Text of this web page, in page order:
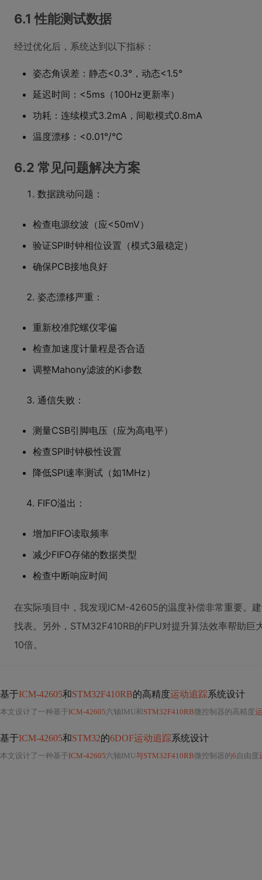
6.1 性能测试数据
经过优化后，系统达到以下指标：
姿态角误差：静态<0.3°，动态<1.5°
延迟时间：<5ms（100Hz更新率）
功耗：连续模式3.2mA，间歇模式0.8mA
温度漂移：<0.01°/°C
6.2 常见问题解决方案
数据跳动问题：
检查电源纹波（应<50mV）
验证SPI时钟相位设置（模式3最稳定）
确保PCB接地良好
姿态漂移严重：
重新校准陀螺仪零偏
检查加速度计量程是否合适
调整Mahony滤波的Ki参数
通信失败：
测量CSB引脚电压（应为高电平）
检查SPI时钟极性设置
降低SPI速率测试（如1MHz）
FIFO溢出：
增加FIFO读取频率
减少FIFO存储的数据类型
检查中断响应时间
在实际项目中，我发现ICM-42605的温度补偿非常重要。
找表。另外，STM32F410RB的FPU对提升算法效率帮助
10倍。
基于ICM-42605和STM32F410RB的高精度运动追踪系统设计
本文设计了一种基于ICM-42605 六轴IMU和STM32F410RB微控制器的高精度
基于ICM-42605和STM32的6DOF运动追踪系统设计
本文设计了一种基于ICM-42605 六轴IMU与STM32F410RB微控制器的6 自由度